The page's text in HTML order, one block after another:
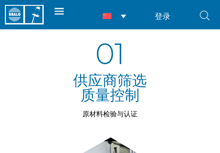
登录
01
‌供应商筛选
‌质量控制
原材料检验与认证